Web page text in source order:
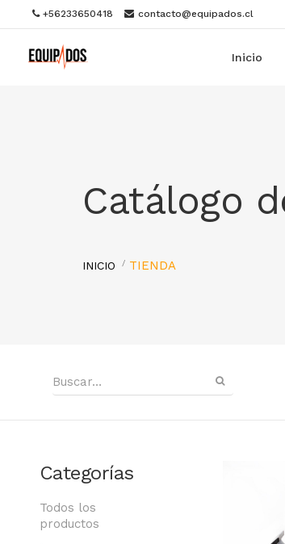
+56233650418 contacto@equipados.cl
Inicio
Catálogo
INICIO TIENDA
Categorías
Todos los
productos